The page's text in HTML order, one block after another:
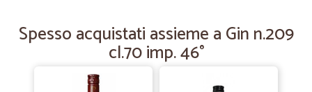
quale ordino. TOP DI GAMMA.
—
Spesso acquistati assieme a Gin n.209
cl.70 imp. 46°